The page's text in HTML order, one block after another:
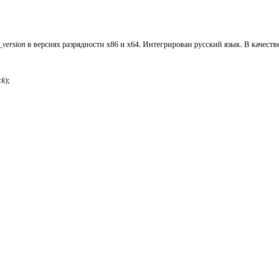
в версиях разрядности x86 и x64. Интегрирован русский язык. В
);